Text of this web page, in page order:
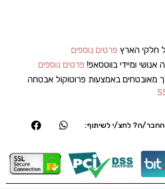
חלקי הארץ פרטים נוספים
ומיידי בווטסאפ! פרטים נוספים
מאובטחים באמצעות פרוטוקול אבטחה
ה? לחצ/י לשיתוף: